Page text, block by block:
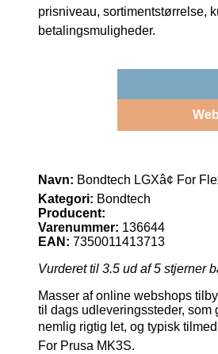
prisniveau, sortimentstørrelse,
betalingsmuligheder.
Navn: Bondtech LGXâ¢ For
Kategori: Bondtech
Producent:
Varenummer: 136644
EAN: 7350011413713
Vurderet til 3.5 ud af 5 stjerner
Masser af online webshops
til dags udleveringssteder, som
nemlig rigtig let, og typisk
For Prusa MK3S.